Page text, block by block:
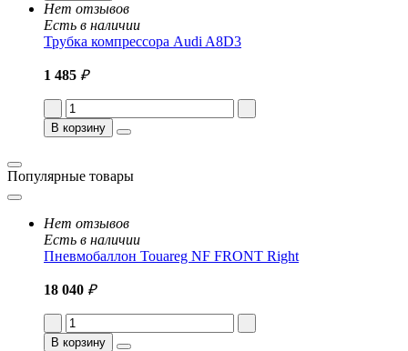
Нет отзывов
Есть в наличии
Трубка компрессора Audi A8D3
1 485 ₽
В корзину
Популярные товары
Нет отзывов
Есть в наличии
Пневмобаллон Touareg NF FRONT Right
18 040 ₽
В корзину